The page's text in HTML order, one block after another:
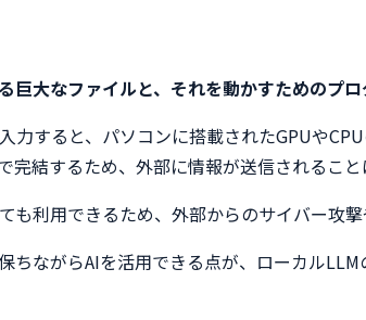
巨大なファイルと、それを動かすためのプ
力すると、パソコンに搭載されたGPUや
完結するため、外部に情報が送信されること
も利用できるため、外部からのサイバー攻撃
ながらAIを活用できる点が、ローカルLLM